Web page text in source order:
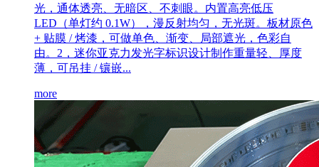
光，通体透亮、无暗区、不刺眼。内置高亮低压
LED（单灯约 0.1W），漫反射均匀，无光斑。板材原色
+ 贴膜 / 烤漆，可做单色、渐变、局部遮光，色彩自
由。2，迷你亚克力发光字标识设计制作重量轻、厚度
薄，可吊挂 / 镶嵌...
more